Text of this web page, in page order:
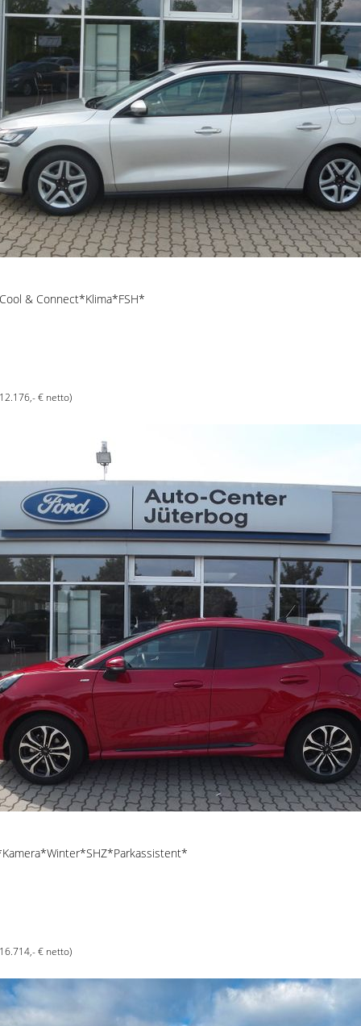
& Connect*Klima*FSH*
€ netto)
€ netto)